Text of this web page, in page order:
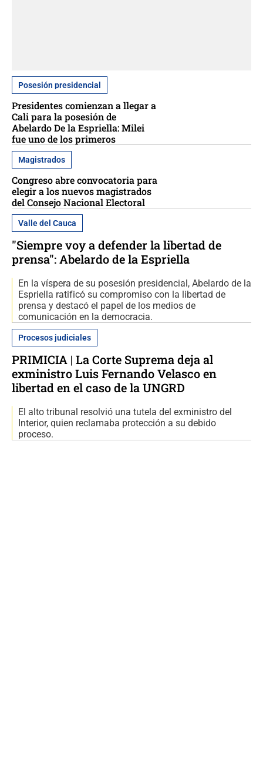
Posesión presidencial
Presidentes comienzan a llegar a
Cali para la posesión de
Abelardo De la Espriella: Milei
fue uno de los primeros
Magistrados
Congreso abre convocatoria para
elegir a los nuevos magistrados
del Consejo Nacional Electoral
Valle del Cauca
"Siempre voy a defender la libertad de
prensa": Abelardo de la Espriella
En la víspera de su posesión presidencial, Abelardo de la
Espriella ratificó su compromiso con la libertad de
prensa y destacó el papel de los medios de
comunicación en la democracia.
Procesos judiciales
PRIMICIA | La Corte Suprema deja al
exministro Luis Fernando Velasco en
libertad en el caso de la UNGRD
El alto tribunal resolvió una tutela del exministro del
Interior, quien reclamaba protección a su debido
proceso.